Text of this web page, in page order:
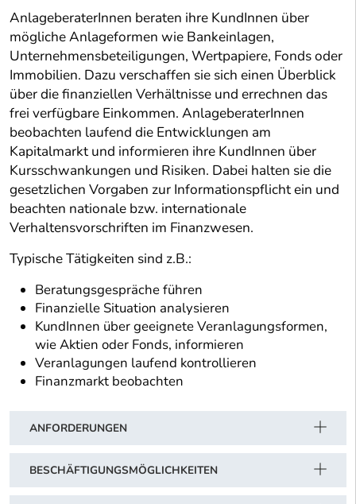
AnlageberaterInnen beraten ihre KundInnen über
mögliche Anlageformen wie Bankeinlagen,
Unternehmensbeteiligungen, Wertpapiere, Fonds oder
Immobilien. Dazu verschaffen sie sich einen Überblick
über die finanziellen Verhältnisse und errechnen das
frei verfügbare Einkommen. AnlageberaterInnen
beobachten laufend die Entwicklungen am
Kapitalmarkt und informieren ihre KundInnen über
Kursschwankungen und Risiken. Dabei halten sie die
gesetzlichen Vorgaben zur Informationspflicht ein und
beachten nationale bzw. internationale
Verhaltensvorschriften im Finanzwesen.
Typische Tätigkeiten sind z.B.:
Beratungsgespräche führen
Finanzielle Situation analysieren
KundInnen über geeignete Veranlagungsformen,
wie Aktien oder Fonds, informieren
Veranlagungen laufend kontrollieren
Finanzmarkt beobachten
ANFORDERUNGEN
BESCHÄFTIGUNGSMÖGLICHKEITEN